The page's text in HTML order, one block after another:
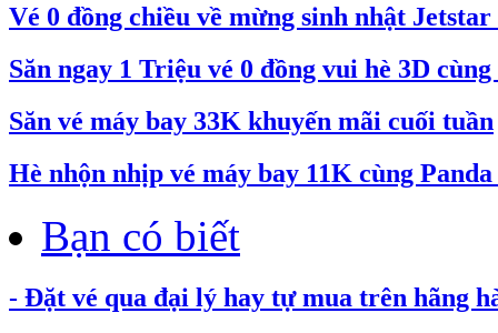
Vé 0 đồng chiều về mừng sinh nhật
Săn ngay 1 Triệu vé 0 đồng vui hè 3D
Săn vé máy bay 33K khuyến mãi cuối tuần
Hè nhộn nhịp vé máy bay 11K cùng
Bạn có biết
- Đặt vé qua đại lý hay tự mua trên hãng